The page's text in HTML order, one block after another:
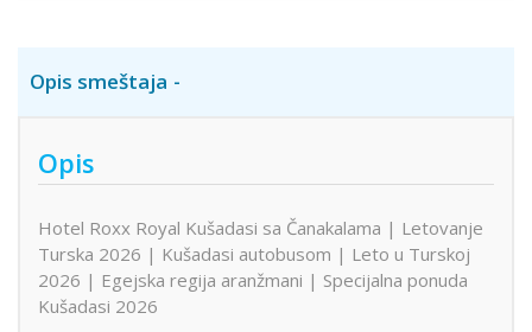
Opis smeštaja
Opis
Hotel Roxx Royal Kušadasi sa Čanakalama | Letovanje
Turska 2026 | Kušadasi autobusom | Leto u Turskoj
2026 | Egejska regija aranžmani | Specijalna ponuda
Kušadasi 2026